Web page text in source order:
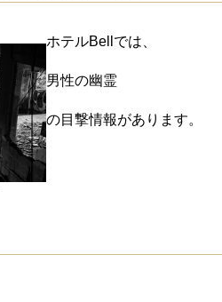
ホテルBellでは、
男性の幽霊
の目撃情報があります。